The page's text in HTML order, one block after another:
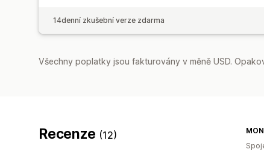
14denní zkušební verze zdarma
Všechny poplatky jsou fakturovány v měně USD.
Recenze (12)